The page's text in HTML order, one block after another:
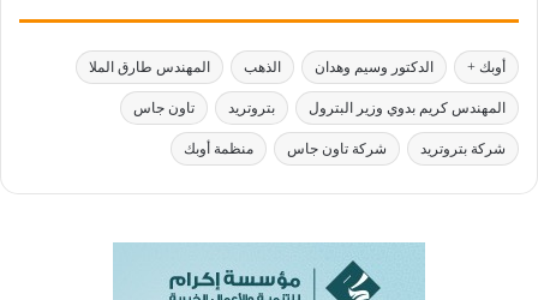
أوبك + الدكتور وسيم وهدان الذهب المهندس طارق الملا
المهندس كريم بدوي وزير البترول بتروتريد تاون جاس
شركة بتروتريد شركة تاون جاس منظمة أوبك